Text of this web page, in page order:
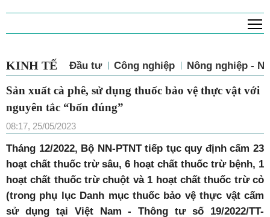
KINH TẾ Đầu tư Công nghiệp Nông nghiệp -
Sản xuất cà phê, sử dụng thuốc bảo vệ thực vật với
nguyên tắc “bốn đúng”
08:17, 25/05/2023
Tháng 12/2022, Bộ NN-PTNT tiếp tục quy định cấm 23
hoạt chất thuốc trừ sâu, 6 hoạt chất thuốc trừ bệnh, 1
hoạt chất thuốc trừ chuột và 1 hoạt chất thuốc trừ cỏ
(trong phụ lục Danh mục thuốc bảo vệ thực vật cấm
sử dụng tại Việt Nam - Thông tư số 19/2022/TT-